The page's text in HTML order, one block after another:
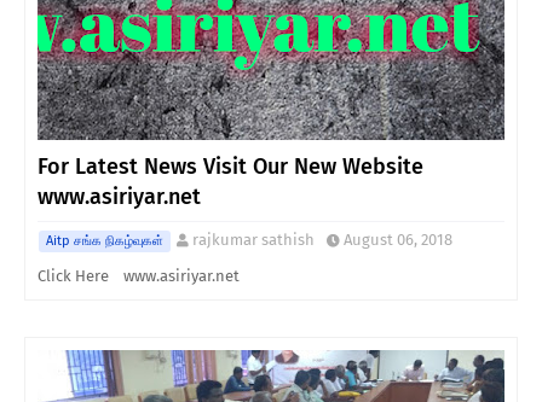
For Latest News Visit Our New Website
www.asiriyar.net
Aitp சங்க நிகழ்வுகள் rajkumar sathish
August 06, 2018
Click Here www.asiriyar.net